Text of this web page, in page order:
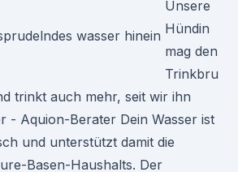
Unsere
Hündin
mag den
Trinkbru
trinkt auch mehr, seit wir ihn
- Aquion-Berater Dein Wasser ist
und unterstützt damit die
Basen-Haushalts. Der